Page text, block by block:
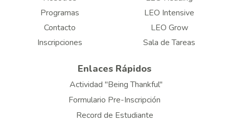
Programas
Contacto
Inscripciones
LEO Intensive
LEO Grow
Sala de Tareas
Enlaces Rápidos
Actividad "Being Thankful"
Formulario Pre-Inscripción
Record de Estudiante